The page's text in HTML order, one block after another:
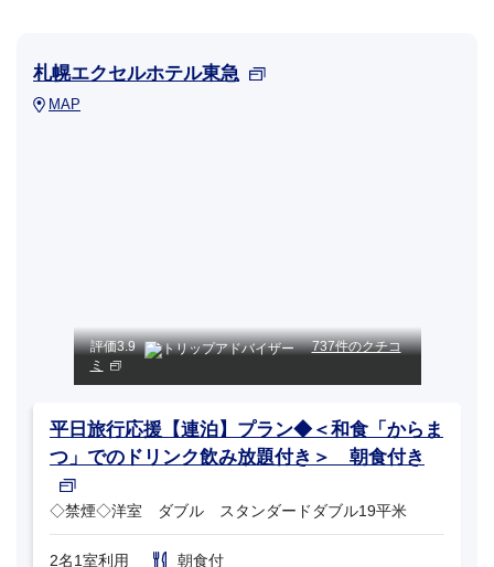
札幌エクセルホテル東急
MAP
評価3.9
737件のクチコ
ミ
平日旅行応援【連泊】プラン◆＜和食「からま
つ」でのドリンク飲み放題付き＞ 朝食付き
◇禁煙◇洋室 ダブル スタンダードダブル19平米
2名1室利用
朝食付